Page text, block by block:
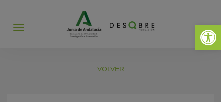
Abrir
Abrir
VOLVER